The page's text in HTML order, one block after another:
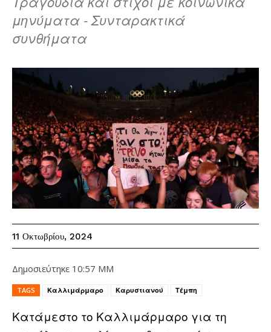
μηνύματα - Συνταρακτικά
συνθήματα
11 Οκτωβρίου, 2024
Δημοσιεύτηκε 10:57 ΜΜ
TAGS Καλλιμάρμαρο Καρυστιανού Τέμπη
Κατάμεστο το Καλλιμάρμαρο για τη